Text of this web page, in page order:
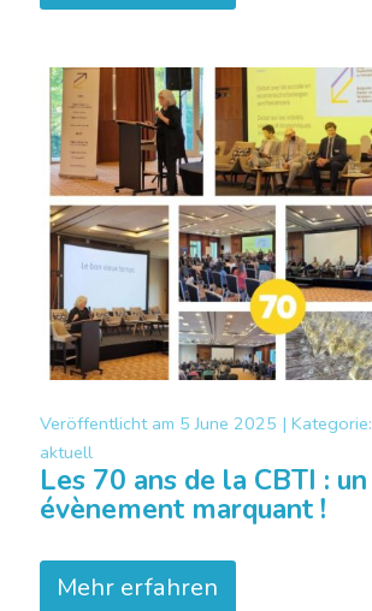
Veröffentlicht am 5 June 2025 | Kategorie:
aktuell
Les 70 ans de la CBTI : un
évènement marquant !
Mehr erfahren